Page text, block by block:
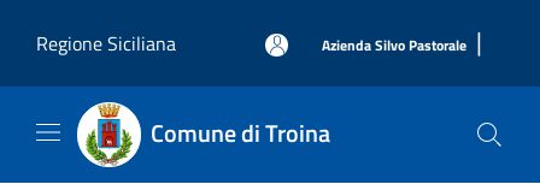
Regione Siciliana
Azienda Silvo Pastorale |
Comune di Troina